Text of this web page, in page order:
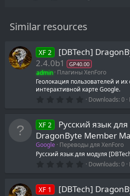
Similar resources
XF 2
[DBTech]
2.4.0b1
GP40.00
admin Плагины XenForo
Геолокация пользователей и
интерактивной карте Google.
0
0
s
t
a
r
(
Downloads 0
XF 2
Русский язык
DragonByte Member
Google
Переводы для XenForo
Русский язык для модуля
0
0
s
Downloads 0
XF 1
[DBTech]